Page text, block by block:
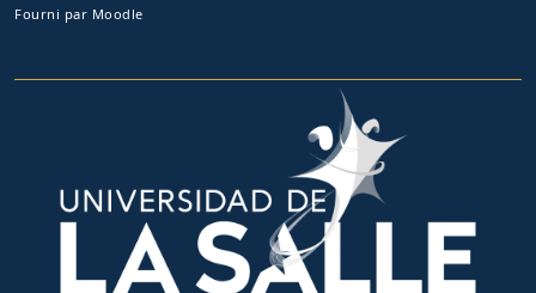
Fourni par Moodle